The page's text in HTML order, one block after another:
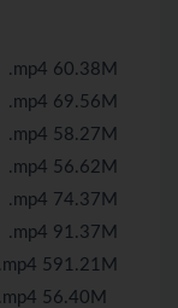
.mp4 60.38M
.mp4 69.56M
.mp4 58.27M
.mp4 56.62M
.mp4 74.37M
.mp4 91.37M
591.21M
56.40M